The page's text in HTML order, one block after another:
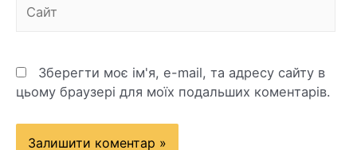
Зберегти моє ім'я, e-mail, та адресу сайту в
цьому браузері для моїх подальших коментарів.